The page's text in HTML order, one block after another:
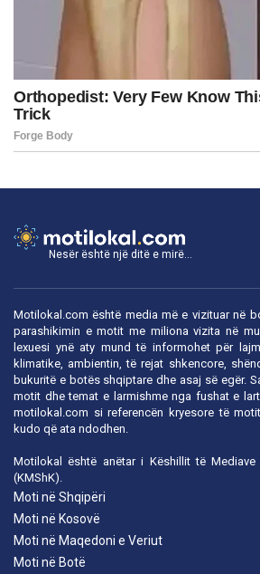
Nesër është një ditë e mirë...
Motilokal.com është media më e vizituar në
parashikimin e motit me miliona vizita në
lexuesi ynë aty mund të informohet për
klimatike, ambientin, të rejat shkencore,
bukuritë e botës shqiptare dhe asaj së egër.
motit dhe temat e larmishme nga fushat e
motilokal.com si referencën kryesore të
kudo që ata ndodhen.
Motilokal është anëtar i Këshillit të
(KMShK).
Moti në Shqipëri
Moti në Kosovë
Moti në Maqedoni e Veriut
Moti në Botë